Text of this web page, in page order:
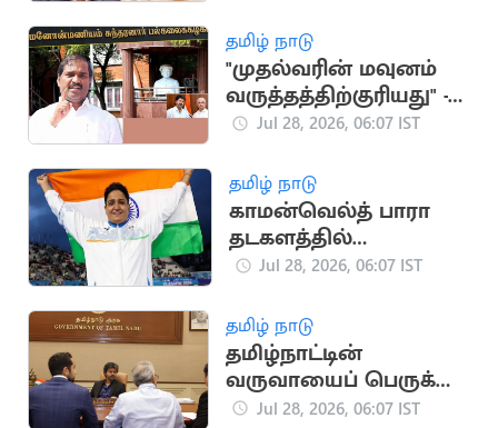
தமிழ் நாடு
"முதல்வரின் மவுனம்
வருத்தத்திற்குரியது" -
வேல்முருகன்
Jul 28, 2026, 06:07 IST
தமிழ் நாடு
காமன்வெல்த் பாரா
தடகளத்தில்
இந்தியாவுக்கு முதல்
ஷர்மிளா
Jul 28, 2026, 06:07 IST
தமிழ் நாடு
தமிழ்நாட்டின்
வருவாயைப் பெருக்க
குழு அமைப்பு
Jul 28, 2026, 06:07 IST